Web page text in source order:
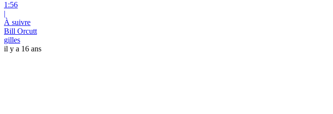
1:56
|
À suivre
Bill Orcutt
gilles
il y a 16 ans